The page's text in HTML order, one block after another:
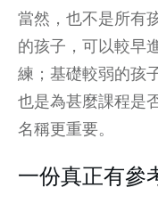
當然，也不是所有
的孩子，可以較早
練；基礎較弱的孩
也是為甚麼課程是
名稱更重要。
一份真正有參